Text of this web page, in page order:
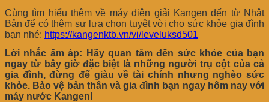
Cùng tìm hiểu thêm về máy điện giải Kangen đến từ Nhật
Bản để có thêm sự lựa chọn tuyệt vời cho sức khỏe gia đình
bạn nhé: https://kangenktb.vn/vi/leveluksd501
Lời nhắc ấm áp: Hãy quan tâm đến sức khỏe của bạn
ngay từ bây giờ đặc biệt là những người trụ cột của cả
gia đình, đừng để giàu về tài chính nhưng nghèo sức
khỏe. Bảo vệ bản thân và gia đình bạn ngay hôm nay với
máy nước Kangen!